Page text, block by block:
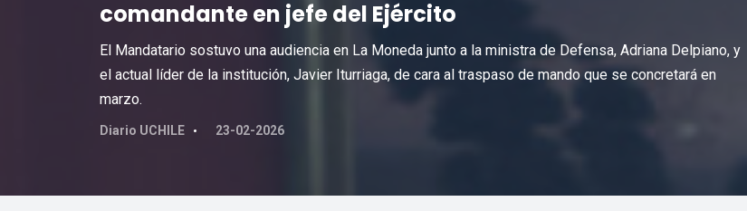
comandante en jefe del Ejército
El Mandatario sostuvo una audiencia en La Moneda junto a la ministra de Defensa, Adriana Delpiano, y
el actual líder de la institución, Javier Iturriaga, de cara al traspaso de mando que se concretará en
marzo.
Diario UCHILE 23-02-2026